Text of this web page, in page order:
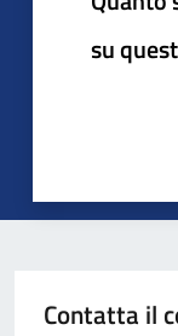
su
Contatta il